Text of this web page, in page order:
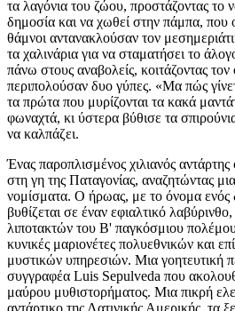
τα λαγόνια του ζώου, προστάζοντας το
δημοσία και να χωθεί στην πάμπα, που
θάμνοι αντανακλούσαν τον
τα χαλινάρια για να σταματήσει το
πάνω στους αναβολείς, κοιτάζοντας
περιπολούσαν δυο γύπες. «Μα πώς
τα πρώτα που μυρίζονται τα κακά
φωναχτά, κι ύστερα βύθισε τα
να καλπάζει.
Ένας παροπλισμένος χιλιανός
στη γη της Παταγονίας, αναζητώντας
νομίσματα. Ο ήρωας, με το όνομα ενός
βυθίζεται σε έναν εφιαλτικό
λιποτακτών του Β' παγκόσμιου
κυνικές μαριονέτες πολυεθνικών και
μυστικών υπηρεσιών. Μια γοητευτική
συγγραφέα Luis Sepulveda που
μαύρου μυθιστορήματος. Μια πικρή